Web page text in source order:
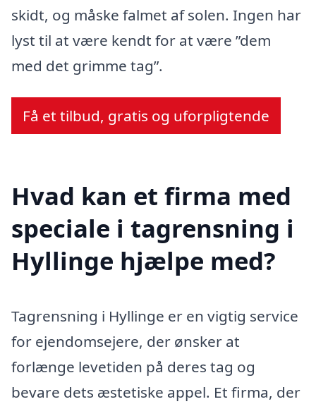
skidt, og måske falmet af solen. Ingen har
lyst til at være kendt for at være ”dem
med det grimme tag”.
Få et tilbud, gratis og uforpligtende
Hvad kan et firma med
speciale i tagrensning i
Hyllinge hjælpe med?
Tagrensning i Hyllinge er en vigtig service
for ejendomsejere, der ønsker at
forlænge levetiden på deres tag og
bevare dets æstetiske appel. Et firma, der